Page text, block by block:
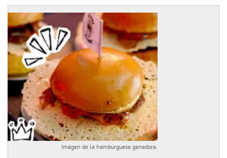
Imagen de la hamburguesa ganadora.